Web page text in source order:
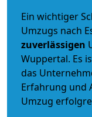
Ein wichtiger
Umzugs nach
zuverlässigen
Wuppertal. Es
das
Erfahrung und
Umzug